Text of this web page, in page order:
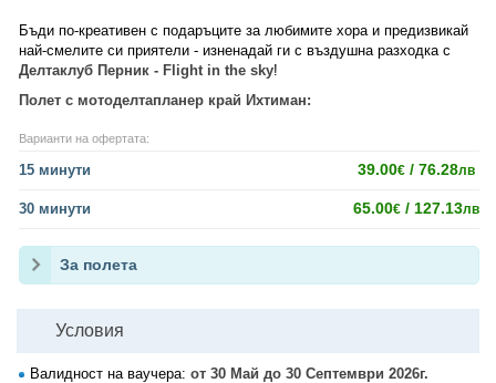
Бъди по-креативен с подаръците за любимите хора и предизвикай
най-смелите си приятели - изненадай ги с въздушна разходка с
Делтаклуб Перник - Flight in the sky!
Полет с мотоделтапланер край Ихтиман:
Варианти на офертата:
15 минути 39.00€ / 76.28лв
30 минути 65.00€ / 127.13лв
За полета
Условия
Валидност на ваучера: от 30 Май до 30 Септември 2026г.